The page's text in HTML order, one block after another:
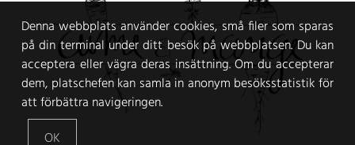
Denna webbplats använder cookies, små filer som sparas
på din terminal under ditt besök på webbplatsen. Du kan
acceptera eller vägra deras insättning. Om du accepterar
dem, platschefen kan samla in anonym besöksstatistik för
att förbättra navigeringen.
OK